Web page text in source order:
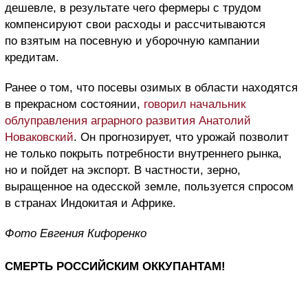
дешевле, в результате чего фермеры с трудом
компенсируют свои расходы и рассчитываются
по взятым на посевную и уборочную кампании
кредитам.
Ранее о том, что посевы озимых в области находятся
в прекрасном состоянии, говорил начальник
облуправления аграрного развития Анатолий
Новаковский. Он прогнозирует, что урожай позволит
не только покрыть потребности внутреннего рынка,
но и пойдет на экспорт. В частности, зерно,
выращенное на одесской земле, пользуется спросом
в странах Индокитая и Африке.
Фото Евгения Кифоренко
СМЕРТЬ РОССИЙСКИМ ОККУПАНТАМ!